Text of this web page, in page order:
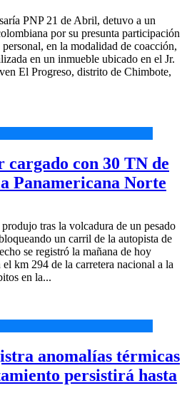
PNP 21 de Abril, detuvo a un
por su presunta participación
en la modalidad de coacción,
en un inmueble ubicado en el Jr.
El Progreso, distrito de Chimbote,
con 30 TN de
Panamericana Norte
tras la volcadura de un pesado
un carril de la autopista de
se registró la mañana de hoy
km 294 de la carretera nacional a la
en la...
anomalías térmicas
persistirá hasta